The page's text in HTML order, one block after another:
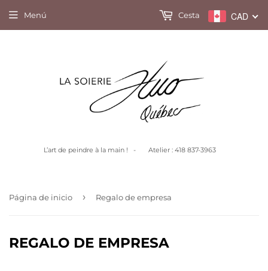
L’art de peindre à la main ! - Atelier : 418 837-3963
Menú CAD
Cesta
Página de inicio › Regalo de empresa
REGALO DE EMPRESA